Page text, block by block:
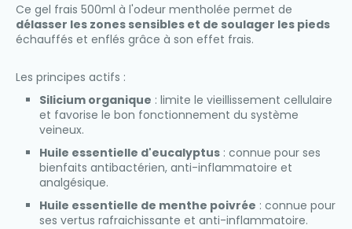
Ce gel frais 500ml à l'odeur mentholée permet de
délasser les zones sensibles et de soulager les pieds
échauffés et enflés grâce à son effet frais.
Les principes actifs :
Silicium organique : limite le vieillissement cellulaire
et favorise le bon fonctionnement du système
veineux.
Huile essentielle d'eucalyptus : connue pour ses
bienfaits antibactérien, anti-inflammatoire et
analgésique.
Huile essentielle de menthe poivrée : connue pour
ses vertus rafraichissante et anti-inflammatoire.